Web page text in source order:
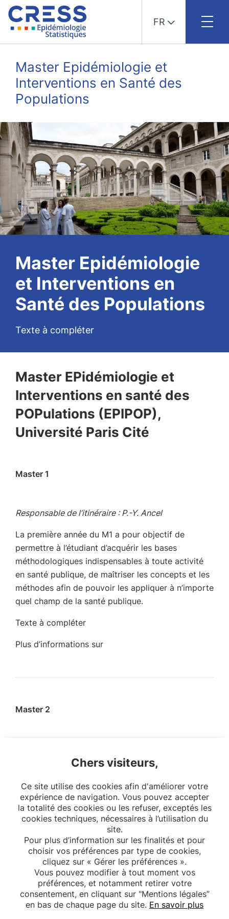
content
FR
Master Epidémiologie et
Interventions en Santé des
Populations
Master Epidémiologie
et Interventions en
Santé des Populations
Texte à compléter
Master EPidémiologie et
Interventions en santé des
POPulations (EPIPOP),
Université Paris Cité
Master 1
Responsable de l’itinéraire : P.-Y. Ancel
La première année du M1 a pour objectif de
permettre à l’étudiant d’acquérir les bases
méthodologiques indispensables à toute activité
en santé publique, de maîtriser les concepts et les
méthodes afin de pouvoir les appliquer à n’importe
quel champ de la santé publique.
Texte à compléter
Plus d’informations sur
Master 2
Texte à compléter
Plus d’informations suru-paris.fr
Chers visiteurs,
Ce site utilise des cookies afin d'améliorer votre
expérience de navigation. Vous pouvez accepter
la totalité des cookies ou les refuser, exceptés les
cookies techniques, nécessaires à l’utilisation du
site.
Pour plus d’information sur les finalités et pour
choisir vos préférences par type de cookies,
cliquez sur « Gérer les préférences ».
Vous pouvez modifier à tout moment vos
préférences, et notamment retirer votre
consentement, en cliquant sur "Mentions légales”
en bas de chaque page du site. En savoir plus